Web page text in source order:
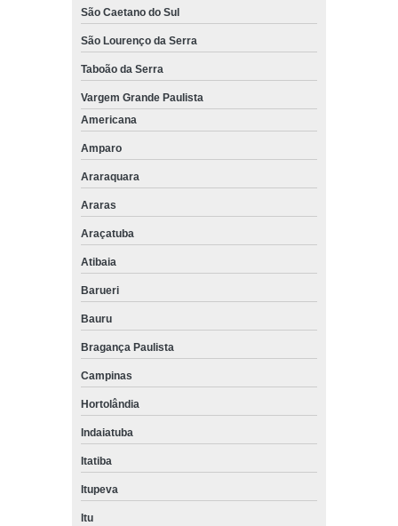
São Caetano do Sul
São Lourenço da Serra
Taboão da Serra
Vargem Grande Paulista
Americana
Amparo
Araraquara
Araras
Araçatuba
Atibaia
Barueri
Bauru
Bragança Paulista
Campinas
Hortolândia
Indaiatuba
Itatiba
Itupeva
Itu